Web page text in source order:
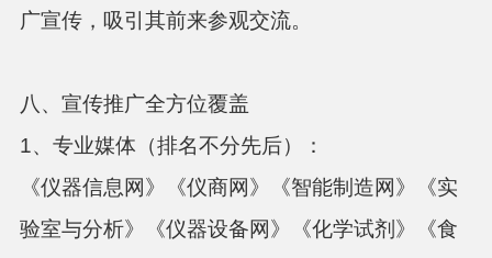
广宣传，吸引其前来参观交流。
八、宣传推广全方位覆盖
1、专业媒体（排名不分先后）：
《仪器信息网》《仪商网》《智能制造网》《实
验室与分析》《仪器设备网》《化学试剂》《食